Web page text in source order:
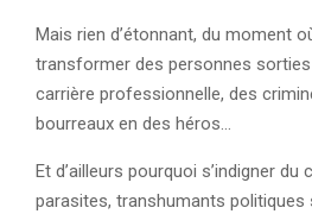
Mais rien d’étonnant, du moment
transformer des personnes
carrière professionnelle, des
bourreaux en des héros…
Et d’ailleurs pourquoi s’indigner
parasites, transhumants politiques